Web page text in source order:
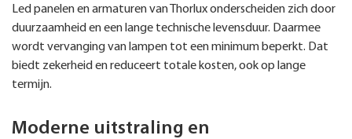
Led panelen en armaturen van Thorlux onderscheiden zich door
duurzaamheid en een lange technische levensduur. Daarmee
wordt vervanging van lampen tot een minimum beperkt. Dat
biedt zekerheid en reduceert totale kosten, ook op lange
termijn.
Moderne uitstraling en